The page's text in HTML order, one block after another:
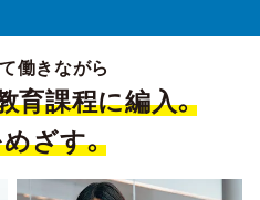
働きながら
育課程に編入。
ざす。